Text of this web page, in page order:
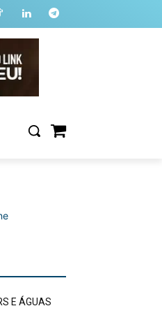
E ÁGUAS